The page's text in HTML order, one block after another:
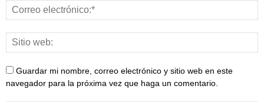
Guardar mi nombre, correo electrónico y sitio web en este
navegador para la próxima vez que haga un comentario.